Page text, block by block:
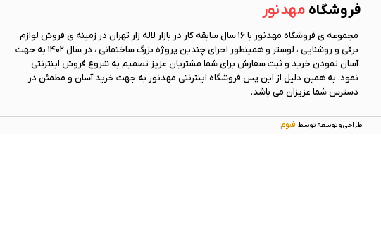
فروشگاه مهد نور
مجموعه ی فروشگاه مهد نور
با 16 سال سابقه کار در بازار لاله زار تهران در زمینه ی فروش لوازم
برقی و روشنایی ، لوستر و همینطور اجرای چندین پروژه بزرگ ساختمانی ، در سال 1402 به جهت
آسان نمودن خرید و ثبت سفارش برای شما مشتریان عزیز تصمیم به شروع فروش اینترنتی
نمود. به همین دلیل از این پس فروشگاه اینترنتی مهد نور به جهت خرید آسان و مطمئن در
دسترس شما عزیزان می باشد.
طراحی و توسعه توسط فنوم